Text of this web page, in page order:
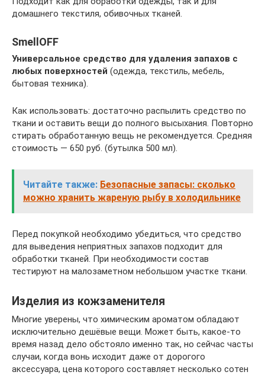
домашнего текстиля, обивочных тканей.
SmellOFF
Универсальное средство для удаления запахов с
любых поверхностей (одежда, текстиль, мебель,
бытовая техника).
Как использовать: достаточно распылить средство по
ткани и оставить вещи до полного высыхания. Повторно
стирать обработанную вещь не рекомендуется. Средняя
стоимость — 650 руб. (бутылка 500 мл).
Читайте также: Безопасные запасы: сколько
можно хранить жареную рыбу в холодильнике
Перед покупкой необходимо убедиться, что средство
для выведения неприятных запахов подходит для
обработки тканей. При необходимости состав
тестируют на малозаметном небольшом участке ткани.
Изделия из кожзаменителя
Многие уверены, что химическим ароматом обладают
исключительно дешёвые вещи. Может быть, какое-то
время назад дело обстояло именно так, но сейчас часты
случаи, когда вонь исходит даже от дорогого
аксессуара, цена которого составляет несколько сотен